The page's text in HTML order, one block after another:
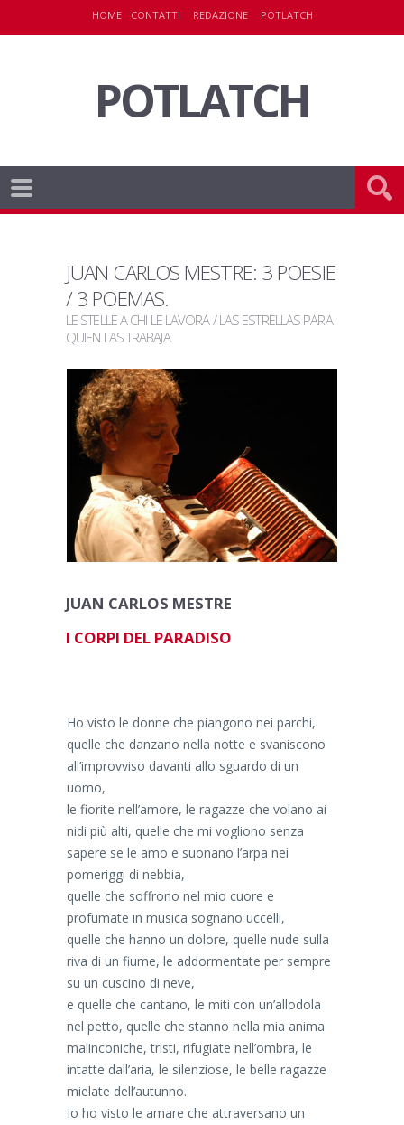
HOME CONTATTI REDAZIONE POTLATCH
POTLATCH
JUAN CARLOS MESTRE: 3 POESIE
/ 3 POEMAS.
LE STELLE A CHI LE LAVORA / LAS ESTRELLAS PARA
QUIEN LAS TRABAJA.
JUAN CARLOS MESTRE
I CORPI DEL PARADISO
Ho visto le donne che piangono nei parchi,
quelle che danzano nella notte e svaniscono
all’improvviso davanti allo sguardo di un
uomo,
le fiorite nell’amore, le ragazze che volano ai
nidi più alti, quelle che mi vogliono senza
sapere se le amo e suonano l’arpa nei
pomeriggi di nebbia,
quelle che soffrono nel mio cuore e
profumate in musica sognano uccelli,
quelle che hanno un dolore, quelle nude sulla
riva di un fiume, le addormentate per sempre
su un cuscino di neve,
e quelle che cantano, le miti con un’allodola
nel petto, quelle che stanno nella mia anima
malinconiche, tristi, rifugiate nell’ombra, le
intatte dall’aria, le silenziose, le belle ragazze
mielate dell’autunno.
Io ho visto le amare che attraversano un